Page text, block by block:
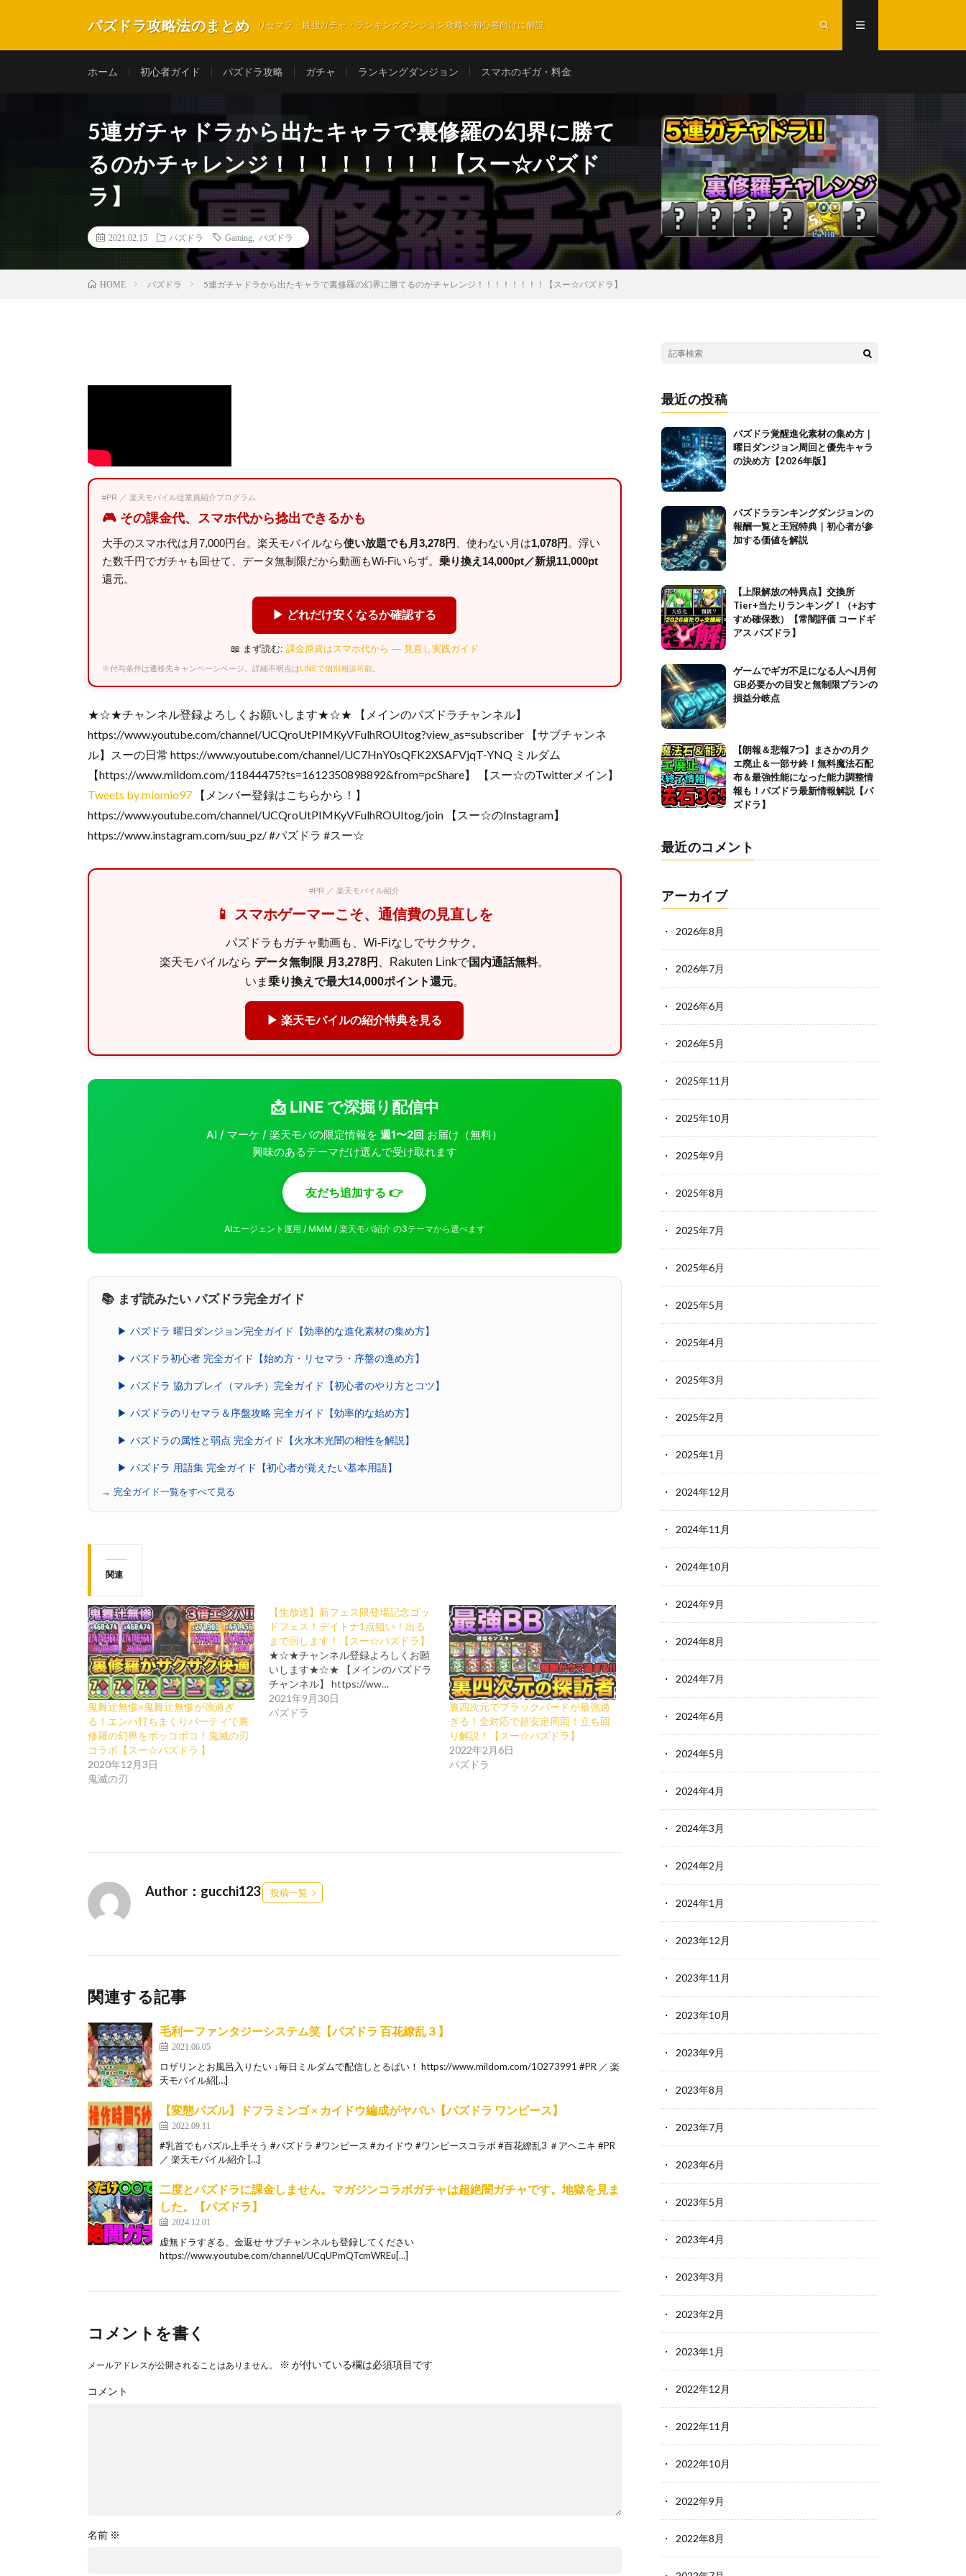
パズドラ攻略法のまとめ リセマラ・最強ガチャ・ランキングダンジョン攻略を初心者向けに解説
ホーム 初心者ガイド パズドラ攻略 ガチャ ランキングダンジョン スマホのギガ・料金
5連ガチャドラから出たキャラで裏修羅の幻界に勝て
るのかチャレンジ！！！！！！！！【スー☆パズド
ラ】
2021.02.15 パズドラ Gaming パズドラ
HOME パズドラ 5連ガチャドラから出たキャラで裏修羅の幻界に勝てるのかチャレンジ！！！！！！！！【スー☆パズドラ】
#PR ／ 楽天モバイル従業員紹介プログラム
🎮 その課金代、スマホ代から捻出できるかも
大手のスマホ代は月7,000円台。楽天モバイルなら使い放題でも月3,278円 、使わない月は1,078円 。浮い
た数千円でガチャも回せて、データ無制限だから動画もWi-Fiいらず。 乗り換え14,000pt／新規11,000pt
還元。
▶ どれだけ安くなるか確認する
📖 まず読む: 課金原資はスマホ代から — 見直し実践ガイド
※付与条件は遷移先キャンペーンページ。詳細不明点はLINEで個別相談可能
★☆★チャンネル登録よろしくお願いします★☆★ 【メインのパズドラチャンネル】
https://www.youtube.com/channel/UCQroUtPIMKyVFulhROUItog?view_as=subscriber 【サブチャンネ
ル】スーの日常 https://www.youtube.com/channel/UC7HnY0sQFK2XSAFVjqT-YNQ ミルダム
【https://www.mildom.com/11844475?ts=1612350898892&from=pcShare】 【スー☆のTwitterメイン】
Tweets by miomio97 【メンバー登録はこちらから！】
https://www.youtube.com/channel/UCQroUtPIMKyVFulhROUItog/join 【スー☆のInstagram】
https://www.instagram.com/suu_pz/ #パズドラ #スー☆
#PR ／ 楽天モバイル紹介
📱 スマホゲーマーこそ、通信費の見直しを
パズドラもガチャ動画も、Wi-Fiなしでサクサク。
楽天モバイルなら データ無制限 月3,278円 、Rakuten Linkで国内通話無料。
いま 乗り換えで最大14,000ポイント還元。
▶ 楽天モバイルの紹介特典を見る
📩 LINE で深掘り配信中
AI / マーケ / 楽天モバの限定情報を週1〜2回 お届け（無料）
興味のあるテーマだけ選んで受け取れます
友だち追加する 👉
AIエージェント運用 / MMM / 楽天モバ紹介 の3テーマから選べます
📚 まず読みたい パズドラ完全ガイド
▶ パズドラ 曜日ダンジョン完全ガイド【効率的な進化素材の集め方】
▶ パズドラ初心者 完全ガイド【始め方・リセマラ・序盤の進め方】
▶ パズドラ 協力プレイ（マルチ）完全ガイド【初心者のやり方とコツ】
▶ パズドラのリセマラ＆序盤攻略 完全ガイド【効率的な始め方】
▶ パズドラの属性と弱点 完全ガイド【火水木光闇の相性を解説】
▶ パズドラ 用語集 完全ガイド【初心者が覚えたい基本用語】
→ 完全ガイド一覧をすべて見る
関連
鬼舞辻無惨×鬼舞辻無惨が強過ぎ
る！エンハ打ちまくりパーティで裏
修羅の幻界をボッコボコ！鬼滅の刃
コラボ【スー☆パズドラ 】
2020年12月3日
鬼滅の刃
【生放送】新フェス限登場記念ゴッ
ドフェス！デイトナ1点狙い！出る
まで回します！【スー☆パズドラ】
★☆★チャンネル登録よろしくお願
いします★☆★ 【メインのパズドラ
チャンネル】 https://ww…
2021年9月30日
パズドラ
裏四次元でブラックバードが最強過
ぎる！全対応で超安定周回！立ち回
り解説！【スー☆パズドラ】
2022年2月6日
パズドラ
Author：gucchi123 投稿一覧
関連する記事
毛利ーファンタジーシステム笑【パズドラ 百花繚乱３】
2021.06.05
ロザリンとお風呂入りたい ↓毎日ミルダムで配信しとるばい！ https://www.mildom.com/10273991 #PR ／ 楽
天モバイル紹[…]
【変態パズル】ドフラミンゴ × カイドウ編成がヤバい【パズドラ ワンピース】
2022.09.11
#乳首でもパズル上手そう #パズドラ #ワンピース #カイドウ #ワンピースコラボ #百花繚乱3 ＃アヘニキ #PR
／ 楽天モバイル紹介 […]
二度とパズドラに課金しません。マガジンコラボガチャは超絶闇ガチャです。地獄を見ま
した。【パズドラ】
2024.12.01
虚無ドラすぎる、金返せ サブチャンネルも登録してください
https://www.youtube.com/channel/UCqUPmQTcmWREu[…]
コメントを書く
メールアドレスが公開されることはありません。 ※ が付いている欄は必須項目です
コメント
名前 ※
最近の投稿
パズドラ覚醒進化素材の集め方｜
曜日ダンジョン周回と優先キャラ
の決め方【2026年版】
パズドラランキングダンジョンの
報酬一覧と王冠特典｜初心者が参
加する価値を解説
【上限解放の特異点】交換所
Tier+当たりランキング！（+おす
すめ確保数）【常闇評価 コードギ
アス パズドラ】
ゲームでギガ不足になる人へ|月何
GB必要かの目安と無制限プランの
損益分岐点
【朗報＆悲報7つ】まさかの月ク
エ廃止＆一部サ終！無料魔法石配
布＆最強性能になった能力調整情
報も！パズドラ最新情報解説【パ
ズドラ】
最近のコメント
アーカイブ
2026年8月
2026年7月
2026年6月
2026年5月
2025年11月
2025年10月
2025年9月
2025年8月
2025年7月
2025年6月
2025年5月
2025年4月
2025年3月
2025年2月
2025年1月
2024年12月
2024年11月
2024年10月
2024年9月
2024年8月
2024年7月
2024年6月
2024年5月
2024年4月
2024年3月
2024年2月
2024年1月
2023年12月
2023年11月
2023年10月
2023年9月
2023年8月
2023年7月
2023年6月
2023年5月
2023年4月
2023年3月
2023年2月
2023年1月
2022年12月
2022年11月
2022年10月
2022年9月
2022年8月